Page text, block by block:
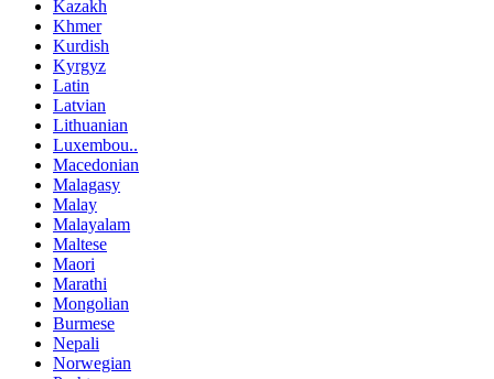
Kazakh
Khmer
Kurdish
Kyrgyz
Latin
Latvian
Lithuanian
Luxembou..
Macedonian
Malagasy
Malay
Malayalam
Maltese
Maori
Marathi
Mongolian
Burmese
Nepali
Norwegian